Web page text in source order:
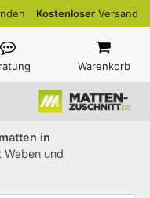
Kostenloser Versand
Warenkorb
in
und